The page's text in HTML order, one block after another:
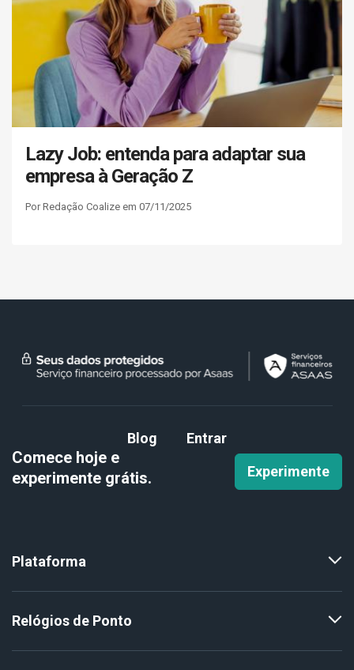
Lazy Job: entenda para adaptar sua
empresa à Geração Z
Por Redação Coalize em 07/11/2025
Blog Entrar
Comece hoje e
experimente grátis. Experimente
Plataforma
Relógios de Ponto